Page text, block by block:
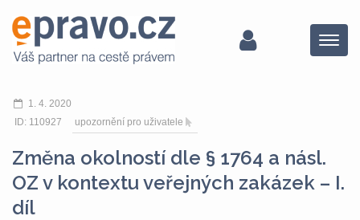
Menu
1. 4. 2020
ID: 110927
upozornění pro uživatele
Změna okolností dle § 1764 a násl.
OZ v kontextu veřejných zakázek – I.
díl